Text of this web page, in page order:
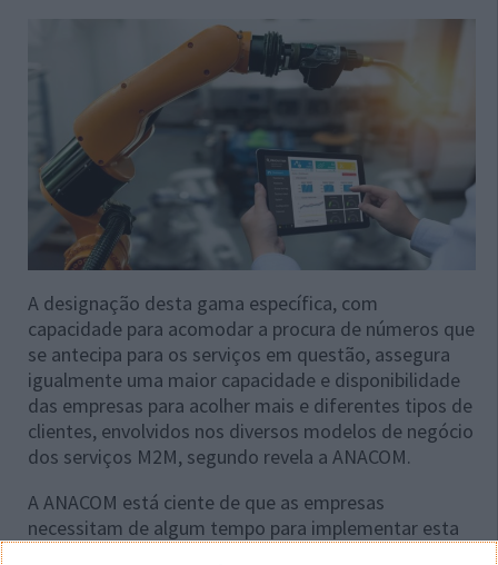
A designação desta gama específica, com
capacidade para acomodar a procura de números que
se antecipa para os serviços em questão, assegura
igualmente uma maior capacidade e disponibilidade
das empresas para acolher mais e diferentes tipos de
clientes, envolvidos nos diversos modelos de negócio
dos serviços M2M, segundo revela a ANACOM.
A ANACOM está ciente de que as empresas
necessitam de algum tempo para implementar esta